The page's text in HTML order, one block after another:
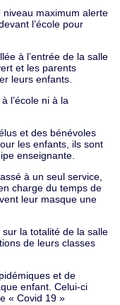
maximum alerte
l’école pour
à l’entrée de la salle
et les parents
leurs enfants.
l’école ni à la
et des bénévoles
les enfants, ils sont
enseignante.
à un seul service,
charge du temps de
leur masque une
la totalité de la salle
de leurs classes
et de
enfant. Celui-ci
« Covid 19 »